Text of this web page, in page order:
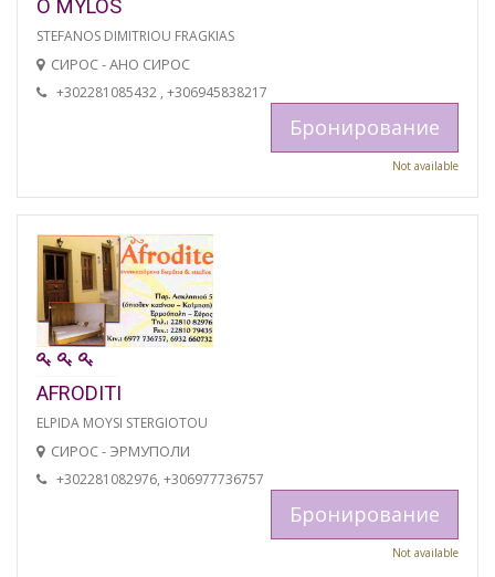
O MYLOS
STEFANOS DIMITRIOU FRAGKIAS
СИРОС - АНО СИРОС
+302281085432 , +306945838217
Бронирование
Not available
AFRODITI
ELPIDA MOYSI STERGIOTOU
СИРОС - ЭРМУПОЛИ
+302281082976, +306977736757
Бронирование
Not available